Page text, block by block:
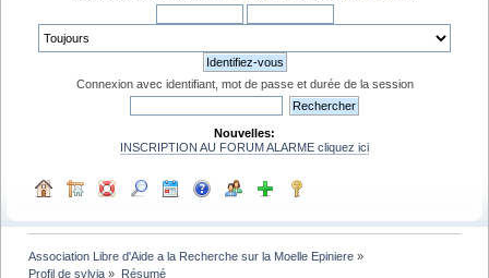
Connexion avec identifiant, mot de passe et durée de la session
Nouvelles:
INSCRIPTION AU FORUM ALARME cliquez ici
Association Libre d'Aide a la Recherche sur la Moelle Epiniere »
Profil de sylvia » Résumé